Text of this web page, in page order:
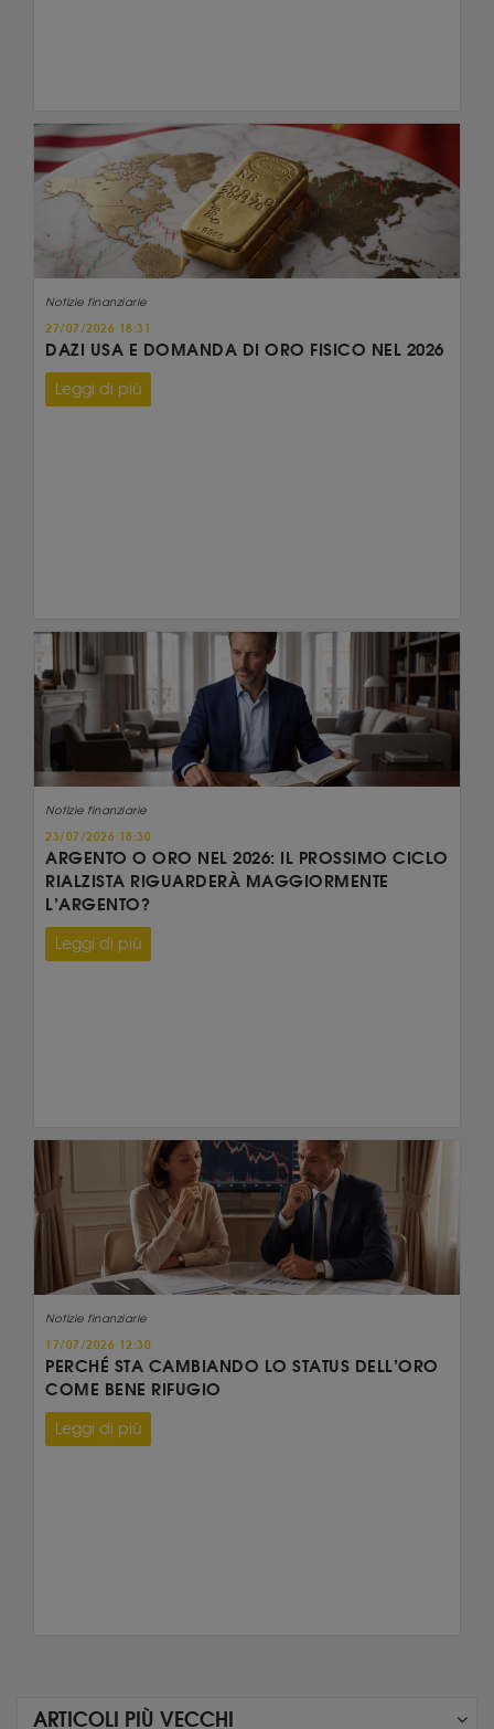
Notizie finanziarie
27/07/2026 18:31
DAZI USA E DOMANDA DI ORO FISICO NEL 2026
Leggi di più
Notizie finanziarie
23/07/2026 18:30
ARGENTO O ORO NEL 2026: IL PROSSIMO CICLO
RIALZISTA RIGUARDERÀ MAGGIORMENTE
L’ARGENTO?
Leggi di più
Notizie finanziarie
17/07/2026 12:30
PERCHÉ STA CAMBIANDO LO STATUS DELL’ORO
COME BENE RIFUGIO
Leggi di più
ARTICOLI PIÙ VECCHI